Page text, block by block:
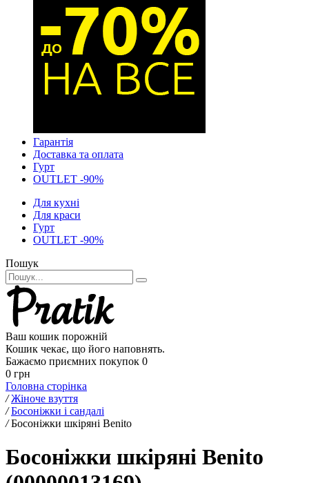
Гарантія
Доставка та оплата
Гурт
OUTLET -90%
Для кухні
Для краси
Гурт
OUTLET -90%
Пошук
Ваш кошик порожній
Кошик чекає, що його наповнять.
Бажаємо приємних покупок 0
0 грн
Головна сторінка
/ Жіноче взуття
/ Босоніжки і сандалі
/ Босоніжки шкіряні Benito
Босоніжки шкіряні Benito